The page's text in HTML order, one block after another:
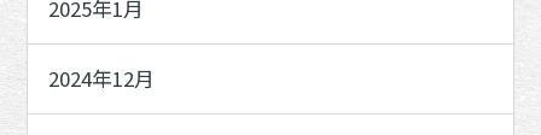
2025年1月
2024年12月